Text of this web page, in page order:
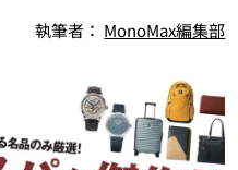
執筆者： MonoMax編集部